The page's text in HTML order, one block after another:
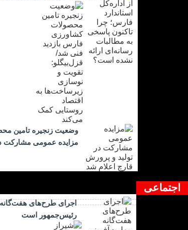
وضعیت زنجیره تامین
مزایده عمومی مشارکت
اجتماعی
اجرای طرح‌های هفت‌گانه
رئیس‌جمهور است